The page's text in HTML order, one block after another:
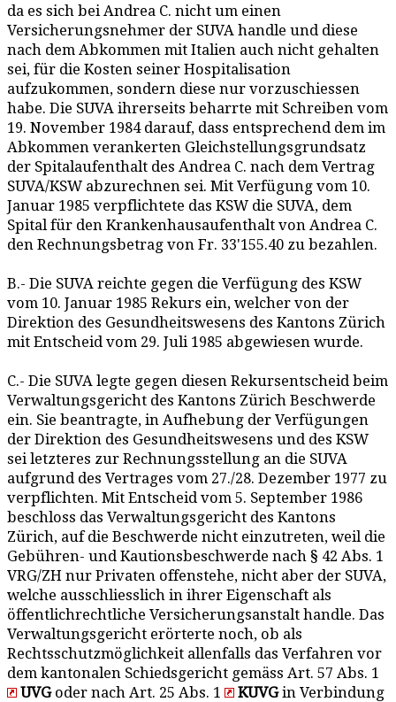
da es sich bei Andrea C. nicht um einen
Versicherungsnehmer der SUVA handle und diese
nach dem Abkommen mit Italien auch nicht gehalten
sei, für die Kosten seiner Hospitalisation
aufzukommen, sondern diese nur vorzuschiessen
habe. Die SUVA ihrerseits beharrte mit Schreiben vom
19. November 1984 darauf, dass entsprechend dem im
Abkommen verankerten Gleichstellungsgrundsatz
der Spitalaufenthalt des Andrea C. nach dem Vertrag
SUVA/KSW abzurechnen sei. Mit Verfügung vom 10.
Januar 1985 verpflichtete das KSW die SUVA, dem
Spital für den Krankenhausaufenthalt von Andrea C.
den Rechnungsbetrag von Fr. 33'155.40 zu bezahlen.
B.- Die SUVA reichte gegen die Verfügung des KSW
vom 10. Januar 1985 Rekurs ein, welcher von der
Direktion des Gesundheitswesens des Kantons Zürich
mit Entscheid vom 29. Juli 1985 abgewiesen wurde.
C.- Die SUVA legte gegen diesen Rekursentscheid beim
Verwaltungsgericht des Kantons Zürich Beschwerde
ein. Sie beantragte, in Aufhebung der Verfügungen
der Direktion des Gesundheitswesens und des KSW
sei letzteres zur Rechnungsstellung an die SUVA
aufgrund des Vertrages vom 27./28. Dezember 1977 zu
verpflichten. Mit Entscheid vom 5. September 1986
beschloss das Verwaltungsgericht des Kantons
Zürich, auf die Beschwerde nicht einzutreten, weil die
Gebühren- und Kautionsbeschwerde nach § 42 Abs. 1
VRG/ZH nur Privaten offenstehe, nicht aber der SUVA,
welche ausschliesslich in ihrer Eigenschaft als
öffentlichrechtliche Versicherungsanstalt handle. Das
Verwaltungsgericht erörterte noch, ob als
Rechtsschutzmöglichkeit allenfalls das Verfahren vor
dem kantonalen Schiedsgericht gemäss Art. 57 Abs. 1
UVGoder nach Art. 25 Abs. 1 KUVGin Verbindung